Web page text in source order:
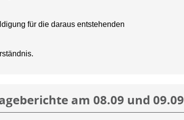
für die daraus entstehenden
am 08.09 und 09.09